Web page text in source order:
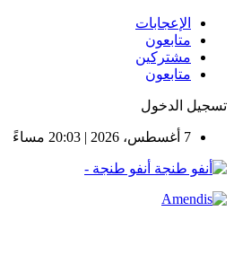
الإعجابات
متابعون
مشتركين
متابعون
تسجيل الدخول
7 أغسطس، 2026 | 20:03 مساءً
أنفو طنجة -